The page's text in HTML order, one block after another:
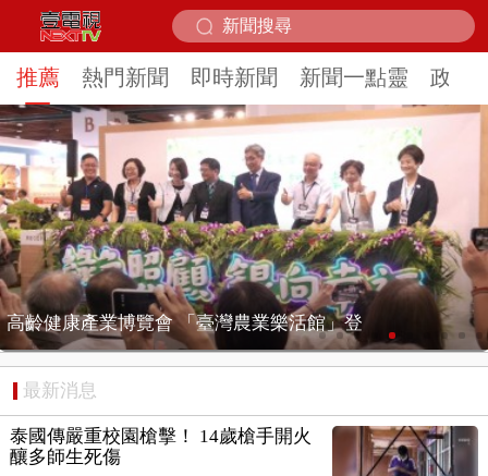
推薦 熱門新聞 即時新聞 新聞一點靈 政治
漢光模擬共軍轟炸！ 確保戰時空防不中斷 ...
最新消息
泰國傳嚴重校園槍擊！ 14歲槍手開火
釀多師生死傷